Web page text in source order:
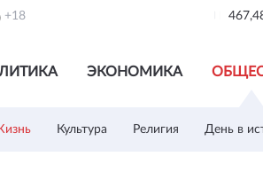
+18
ЭКОНОМИКА
Культура Религия День в